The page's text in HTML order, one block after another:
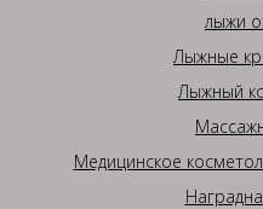
лыжи
Лыжные
Лыжный
Медицинское